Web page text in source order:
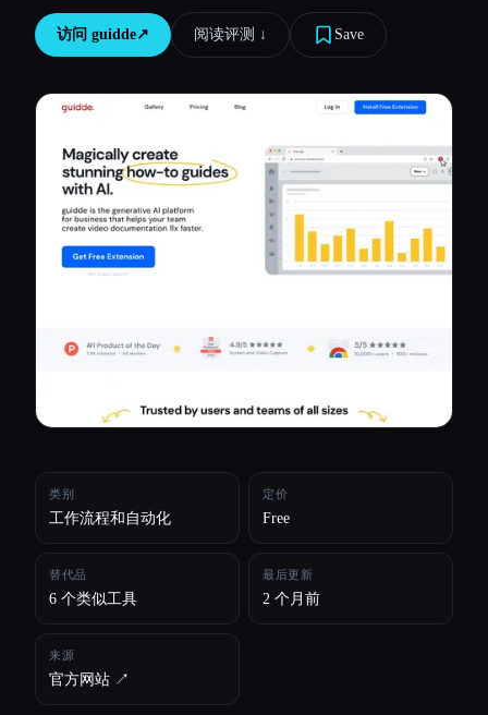
博客
比较工具
所有分类
关于
访问 guidde↗︎ 阅读评测 ↓︎ Save
类别
工作流程和自动化
定价
Free
替代品
6 个类似工具
最后更新
2 个月前
来源
官方网站 ↗︎